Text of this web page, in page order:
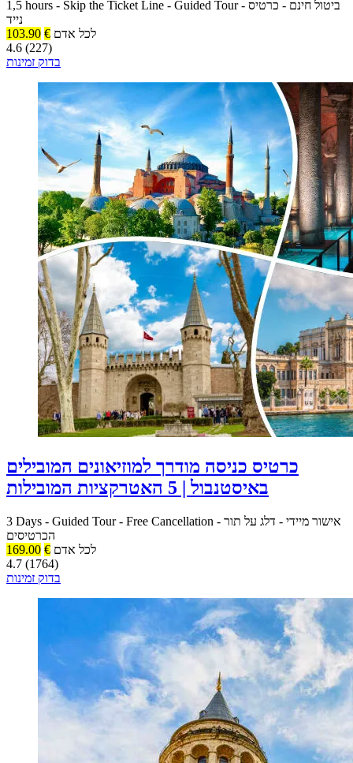
1,5 hours - Skip the Ticket Line - Guided Tour - ביטול חינם - כרטיס
נייד
לכל אדם €
103.90
4.6 (227)
בדוק זמינות
כרטיס כניסה מודרך למוזיאונים המובילים
באיסטנבול | 5 האטרקציות המובילות
3 Days - Guided Tour - Free Cancellation - אישור מיידי - דלג על תור
הכרטיסים
לכל אדם €
169.00
4.7 (1764)
בדוק זמינות